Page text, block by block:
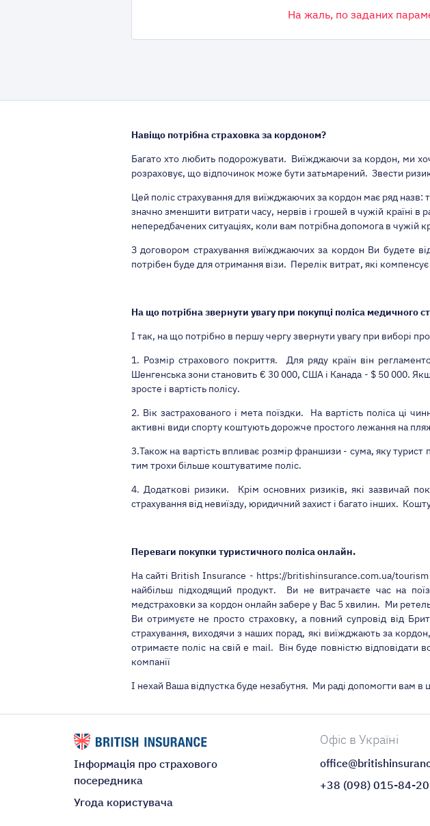
На жаль, по заданих
Навіщо потрібна страховка за кордоном?
Багато хто любить подорожувати. Виїжджаючи за кордон, ми
розраховує, що відпочинок може бути затьмарений. Звести
Цей поліс страхування для виїжджаючих за кордон має ряд назв:
значно зменшити витрати часу, нервів і грошей в чужій країні
непередбачених ситуаціях, коли вам потрібна допомога в чужій
З договором страхування виїжджаючих за кордон Ви будете
потрібен буде для отримання візи. Перелік витрат, які
На що потрібна звернути увагу при покупці поліса медичного
І так, на що потрібно в першу чергузвернути увагу при виборі
1. Розмір страхового покриття. Для ряду країн він
Шенгенська зони становить € 30 000, США і Канада - $ 50 000.
зросте і вартість полісу.
2. Вік застрахованого і мета поїздки. На вартість поліса ці
активні види спорту коштують дорожче простого лежання на
3.Також на вартість впливає розмір франшизи - сума, яку
тим трохи більше коштуватиме поліс.
4. Додаткові ризики. Крім основних ризиків, які зазвичай
страхування від невиїзду, юридичний захист і багато інших.
Переваги покупки туристичного поліса онлайн.
На сайті British Insurance - https://britishinsurance.com.ua/tourism
найбільш підходящий продукт. Ви не витрачаєте час на
медстраховки за кордон онлайн забере у Вас 5 хвилин. Ми
Ви отримуєте не просто страховку, а повний супровід від
страхування, виходячи з наших порад, які виїжджають за
отримаєте поліс на свій e mail. Він буде повністю відповідати
компанії
І нехай Ваша відпустка буде незабутня. Ми раді допомогти вам в
Інформація про страхового
посередника
Угода користувача
Офіс в Україні
+38 (098) 015-84-20